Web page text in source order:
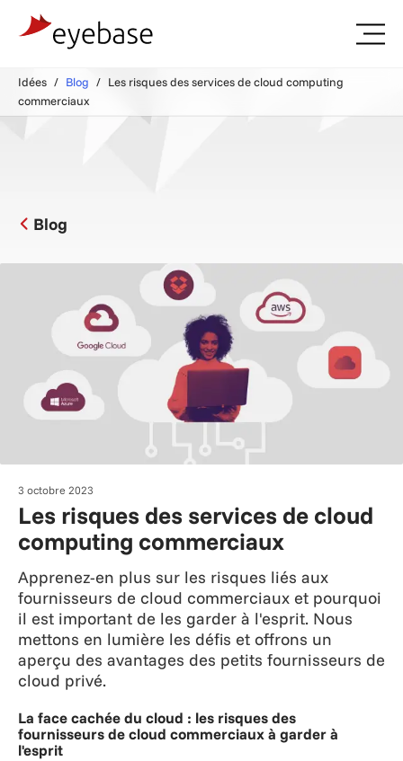
Idées Blog
Les risques des services de cloud computing
commerciaux
Blog
3 octobre 2023
Les risques des services de cloud
computing commerciaux
Apprenez-en plus sur les risques liés aux
fournisseurs de cloud commerciaux et pourquoi
il est important de les garder à l'esprit. Nous
mettons en lumière les défis et offrons un
aperçu des avantages des petits fournisseurs de
cloud privé.
La face cachée du cloud : les risques des
fournisseurs de cloud commerciaux à garder à
l'esprit